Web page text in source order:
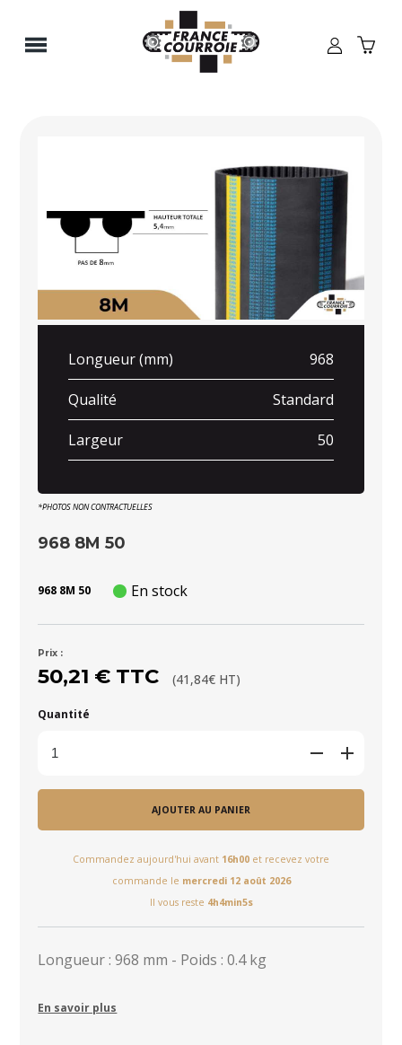
Longueur (mm) 968
Qualité Standard
Largeur 50
*PHOTOS NON CONTRACTUELLES
968 8M 50
968 8M 50 En stock
Prix :
50,21 € TTC (41,84€ HT)
Quantité
AJOUTER AU PANIER
Commandez aujourd'hui avant 16h00 et recevez votre
commande le mercredi 12 août 2026
Il vous reste 4h4min5s
Longueur : 968 mm - Poids : 0.4 kg
En savoir plus
Panneau de gestion des cookies